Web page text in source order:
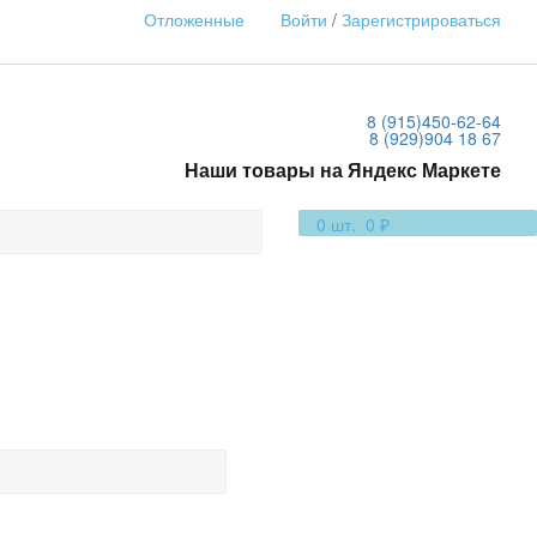
Войти / Зарегистрироваться
Отложенные
8 (915)450-62-64
8 (929)904 18 67
Наши товары на Яндекс Маркете
0 шт. 0 ₽